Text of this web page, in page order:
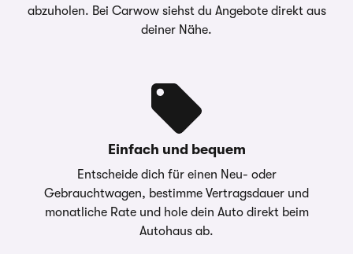
abzuholen. Bei Carwow siehst du Angebote direkt aus
deiner Nähe.
Einfach und bequem
Entscheide dich für einen Neu- oder
Gebrauchtwagen, bestimme Vertragsdauer und
monatliche Rate und hole dein Auto direkt beim
Autohaus ab.